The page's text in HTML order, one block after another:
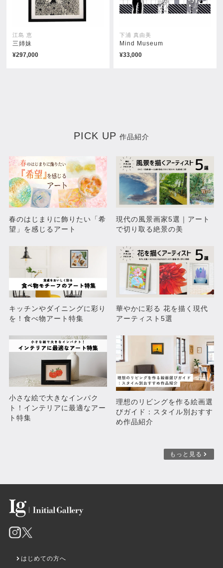
いつもの鈍色
¥110,000
撫でる
¥11,000
abstract1
¥55,000
浮力の摩擦
¥110,000
BONELESS
¥770,000
江島 恵
三姉妹
¥297,000
下浦 真由美
Mind Museum
¥33,000
PICK UP 作品紹介
春のはじまりに飾りたい「希
望」を感じるアート
現代の風景画家5選｜アート
で切り取る絶景の美
キッチンやダイニングに彩り
を！食べ物アート特集
華やかに彩る 花を描く現代
アーティスト5選
小さな絵で大きなインパク
ト！インテリアに最適なアー
ト特集
理想のリビングを作る絵画選
びガイド：スタイル別おすす
め作品紹介
もっと見る
はじめての方へ